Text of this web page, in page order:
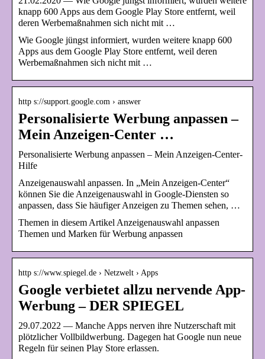
knapp 600 Apps aus dem Google Play Store entfernt, weil
deren Werbemaßnahmen sich nicht mit …
Wie Google jüngst informiert, wurden weitere knapp 600
Apps aus dem Google Play Store entfernt, weil deren
Werbemaßnahmen sich nicht mit …
http s://support.google.com › answer
Personalisierte Werbung anpassen –
Mein Anzeigen-Center …
Personalisierte Werbung anpassen – Mein Anzeigen-Center-
Hilfe
Anzeigenauswahl anpassen. In „Mein Anzeigen-Center“
können Sie die Anzeigenauswahl in Google-Diensten so
anpassen, dass Sie häufiger Anzeigen zu Themen sehen, …
Themen in diesem Artikel Anzeigenauswahl anpassen
Themen und Marken für Werbung anpassen
http s://www.spiegel.de › Netzwelt › Apps
Google verbietet allzu nervende App-
Werbung – DER SPIEGEL
29.07.2022 — Manche Apps nerven ihre Nutzerschaft mit
plötzlicher Vollbildwerbung. Dagegen hat Google nun neue
Regeln für seinen Play Store erlassen.